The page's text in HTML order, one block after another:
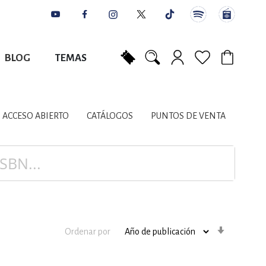
BLOG TEMAS
LITERARIOS
PLANIFICACIÓN
ACCESO ABIERTO CATÁLOGOS PUNTOS DE VENTA
Ordenar por